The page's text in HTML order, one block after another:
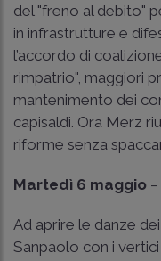
del "freno al debito"
in infrastrutture e
l’accordo di
rimpatrio", maggiori
mantenimento dei
capisaldi. Ora Merz
riforme senza
Martedì 6 maggio –
Ad aprire le danze
Sanpaolo con i